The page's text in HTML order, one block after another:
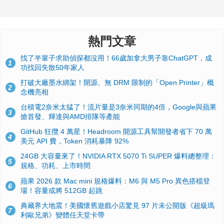
熱門文章
1
找了半輩子求助偵探都沒用！66歲加拿大男子靠ChatGPT，成
功找回失散50年家人
2
打破大廠墨水綁架！開源、無 DRM 限制的「Open Printer」概
念機亮相
3
台積電2奈米太猛了！流片量是3奈米同期的4倍，Google與蘋果
搶首發、輝達與AMD排隊等產能
4
GitHub 狂攬 4 萬星！Headroom 開源工具幫開發者省下 70 萬
美元 API 費，Token 消耗暴降 92%
5
24GB 大容量來了！NVIDIA RTX 5070 Ti SUPER 爆料總整理：
規格、功耗、上市時間
6
蘋果 2026 款 Mac mini 規格爆料：M6 與 M5 Pro 異色搭檔登
場！容量或將 512GB 起跳
7
典藏界大地震！美國懷舊遊戲小店驚見 97 片未公開版《超級瑪
利歐兄弟》變體任天堂卡帶